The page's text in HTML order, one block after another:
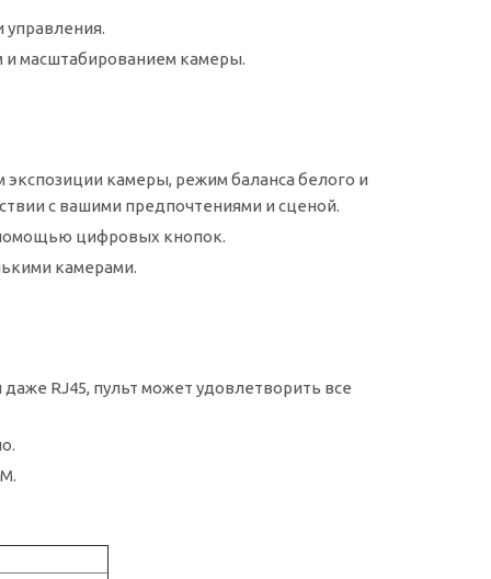
управления.
масштабированием камеры.
камеры, режим баланса белого и
с вашими предпочтениями и сценой.
помощью цифровых кнопок.
камерами.
даже RJ45, пульт может удовлетворить все